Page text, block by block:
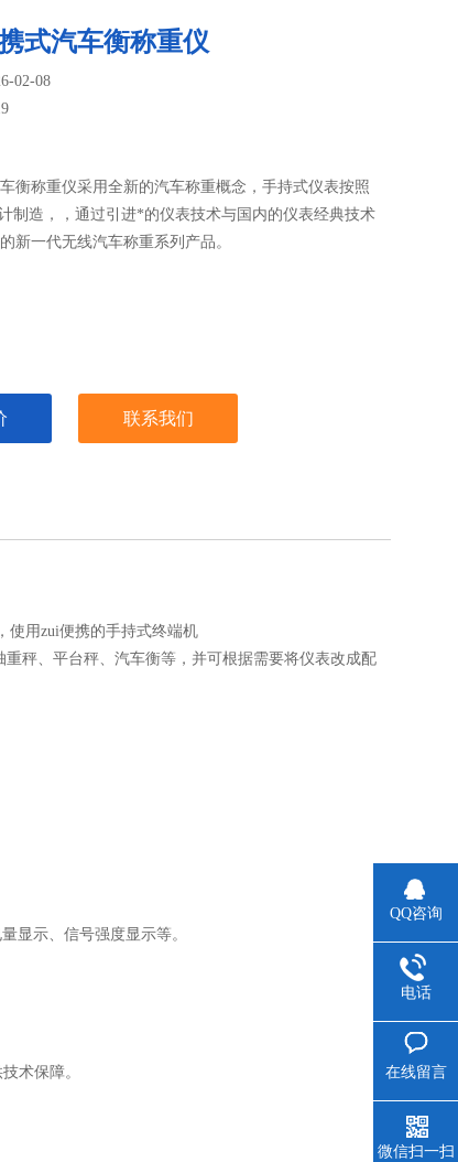
式汽车衡称重仪
02-08
衡称重仪采用全新的汽车称重概念，手持式仪表按照
制造，，通过引进*的仪表技术与国内的仪表经典技术
新一代无线汽车称重系列产品。
联系我们
使用zui便携的手持式终端机
秤、平台秤、汽车衡等，并可根据需要将仪表改成配
显示、信号强度显示等。
术保障。
QQ咨询
电话
在线留言
微信扫一扫